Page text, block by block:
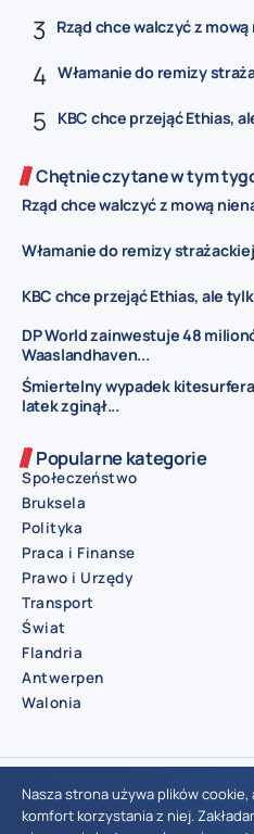
Rząd chce walczyć z
Włamanie do remizy
KBC chce przejąć Ethias,
Chętnie czytane w tym
Rząd chce walczyć z mową
Włamanie do remizy
KBC chce przejąć Ethias, ale
DP World zainwestuje 48
Waaslandhaven...
Śmiertelny wypadek
latek zginął...
Popularne kategorie
Społeczeństwo
Bruksela
Polityka
Praca i Finanse
Prawo i Urzędy
Transport
Świat
Flandria
Antwerpen
Walonia
© Aktualnosci.be – All
Nasza strona używa plików
komfort korzystania z niej.